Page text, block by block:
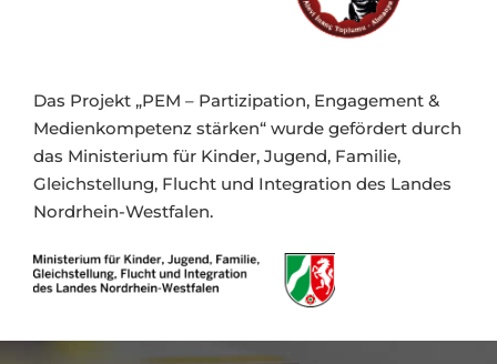
Das Projekt „PEM – Partizipation, Engagement &
Medienkompetenz stärken“ wurde gefördert durch
das Ministerium für Kinder, Jugend, Familie,
Gleichstellung, Flucht und Integration des Landes
Nordrhein-Westfalen.